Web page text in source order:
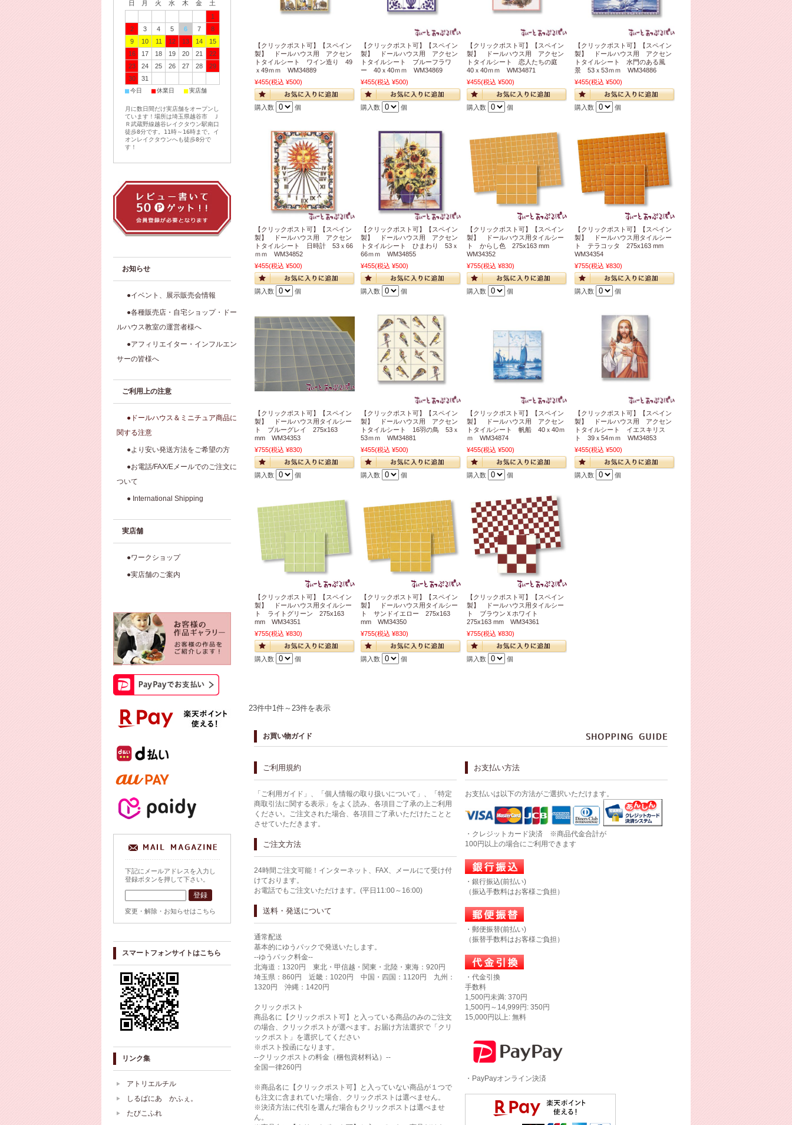
【クリックポスト可】【スペイン
製】 ドールハウス用 アクセン
トタイルシート ワイン造り 49
ｘ49ｍｍ WM34889
¥455(税込 ¥500)
購入数 個
【クリックポスト可】【スペイン
製】 ドールハウス用 アクセン
トタイルシート ブルーフラワ
ー 40ｘ40ｍｍ WM34869
¥455(税込 ¥500)
購入数 個
【クリックポスト可】【スペイン
製】 ドールハウス用 アクセン
トタイルシート 恋人たちの庭
40ｘ40ｍｍ WM34871
¥455(税込 ¥500)
購入数 個
【クリックポスト可】【スペイン
製】 ドールハウス用 アクセン
トタイルシート 水門のある風
景 53ｘ53ｍｍ WM34886
¥455(税込 ¥500)
購入数 個
【クリックポスト可】【スペイン
製】 ドールハウス用 アクセン
トタイルシート 日時計 53ｘ66
ｍｍ WM34852
¥455(税込 ¥500)
購入数 個
【クリックポスト可】【スペイン
製】 ドールハウス用 アクセン
トタイルシート ひまわり 53ｘ
66ｍｍ WM34855
¥455(税込 ¥500)
購入数 個
【クリックポスト可】【スペイン
製】 ドールハウス用タイルシー
ト からし色 275x163 mm
WM34352
¥755(税込 ¥830)
購入数 個
【クリックポスト可】【スペイン
製】 ドールハウス用タイルシー
ト テラコッタ 275x163 mm
WM34354
¥755(税込 ¥830)
購入数 個
【クリックポスト可】【スペイン
製】 ドールハウス用タイルシー
ト ブルーグレイ 275x163
mm WM34353
¥755(税込 ¥830)
購入数 個
【クリックポスト可】【スペイン
製】 ドールハウス用 アクセン
トタイルシート 16羽の鳥 53ｘ
53ｍｍ WM34881
¥455(税込 ¥500)
購入数 個
【クリックポスト可】【スペイン
製】 ドールハウス用 アクセン
トタイルシート 帆船 40ｘ40ｍ
ｍ WM34874
¥455(税込 ¥500)
購入数 個
【クリックポスト可】【スペイン
製】 ドールハウス用 アクセン
トタイルシート イエスキリス
ト 39ｘ54ｍｍ WM34853
¥455(税込 ¥500)
購入数 個
【クリックポスト可】【スペイン
製】 ドールハウス用タイルシー
ト ライトグリーン 275x163
mm WM34351
¥755(税込 ¥830)
購入数 個
【クリックポスト可】【スペイン
製】 ドールハウス用タイルシー
ト サンドイエロー 275x163
mm WM34350
¥755(税込 ¥830)
購入数 個
【クリックポスト可】【スペイン
製】 ドールハウス用タイルシー
ト ブラウンＸホワイト
275x163 mm WM34361
¥755(税込 ¥830)
購入数 個
23件中1件～23件を表示
お買い物ガイド
ご利用規約
「ご利用ガイド」、「個人情報の取り扱いについて」、「特定
商取引法に関する表示」をよく読み、各項目ご了承の上ご利用
ください。ご注文された場合、各項目ご了承いただけたことと
させていただきます。
ご注文方法
24時間ご注文可能！インターネット、FAX、メールにて受け付
けております。
お電話でもご注文いただけます。(平日11:00～16:00)
送料・発送について
通常配送
基本的にゆうパックで発送いたします。
--ゆうパック料金--
北海道：1320円 東北・甲信越・関東・北陸・東海：920円
埼玉県：860円 近畿：1020円 中国・四国：1120円 九州：
1320円 沖縄：1420円
クリックポスト
商品名に【クリックポスト可】と入っている商品のみのご注文
の場合、クリックポストが選べます。お届け方法選択で「クリ
ックポスト」を選択してください
※ポスト投函になります。
--クリックポストの料金（梱包資材料込）--
全国一律260円
※商品名に【クリックポスト可】と入っていない商品が１つで
も注文に含まれていた場合、クリックポストは選べません。
※決済方法に代引を選んだ場合もクリックポストは選べませ
ん。
お支払い方法
お支払いは以下の方法がご選択いただけます。
・クレジットカード決済 ※商品代金合計が
100円以上の場合にご利用できます
・銀行振込(前払い)
（振込手数料はお客様ご負担）
・郵便振替(前払い)
（振替手数料はお客様ご負担）
・代金引換
手数料
1,500円未満: 370円
1,500円～14,999円: 350円
15,000円以上: 無料
・PayPayオンライン決済
日 月 火 水 木 金
土
1
2
3 4 5 6 7
8
9
10 11 12 13 14
15
16
17 18 19 20 21
22
23
24 25 26 27 28
29
30
31
■今日 ■休業日 ■実店舗
月に数日間だけ実店舗をオープンし
ています！場所は埼玉県越谷市 Ｊ
Ｒ武蔵野線越谷レイクタウン駅南口
徒歩8分です。11時～16時まで。イ
オンレイクタウンへも徒歩8分で
す！
お知らせ
●イベント、展示販売会情報
●各種販売店・自宅ショップ・ドー
ルハウス教室の運営者様へ
●アフィリエイター・インフルエン
サーの皆様へ
ご利用上の注意
●ドールハウス＆ミニチュア商品に
関する注意
●より安い発送方法をご希望の方
●お電話/FAX/Eメールでのご注文に
ついて
● International Shipping
実店舗
●ワークショップ
●実店舗のご案内
下記にメールアドレスを入力し
登録ボタンを押して下さい。
変更・解除・お知らせはこちら
スマートフォンサイトはこちら
リンク集
アトリエルチル
しるばにあ かふぇ。
たびこふれ